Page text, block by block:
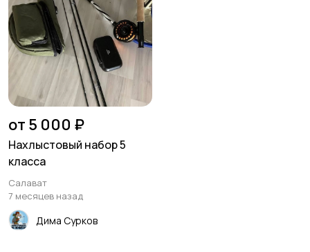
от 5 000 ₽
Нахлыстовый набор 5
класса
Салават
7 месяцев назад
Дима Сурков